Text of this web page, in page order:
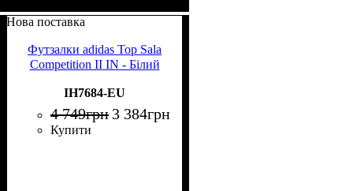
Нова поставка
Футзалки adidas Top Sala
Competition II IN - Білий
IH7684-EU
4 749грн 3 384грн
Купити